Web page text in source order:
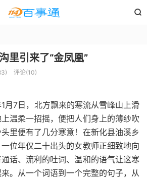

里引来了“金凤凰”
评论(10)
月7日，北方飘来的寒流从雪峰山上滑
温柔一招摇，便把人们身上的薄纱吹
里便有了几分寒意！在新化县油溪乡
位年仅二十出头的女教师正细致地向
话、流利的吐词、温和的语气让这寒
。从一个词语到一个完整的句子，从